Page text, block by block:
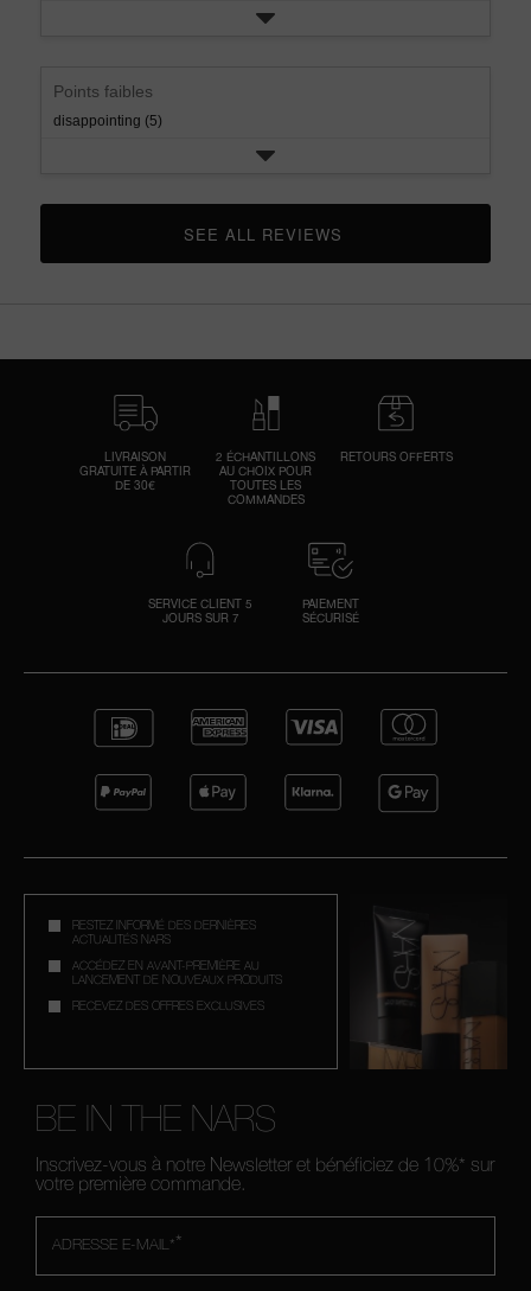
Points faibles
disappointing (5)
CLICK TO GO TO ALL REVIEWS
LIVRAISON
GRATUITE À PARTIR
DE 30€
2 ÉCHANTILLONS
AU CHOIX POUR
TOUTES LES
COMMANDES
RETOURS OFFERTS
SERVICE CLIENT 5
JOURS SUR 7
PAIEMENT
SÉCURISÉ
RESTEZ INFORMÉ DES DERNIÈRES
ACTUALITÉS NARS
ACCÉDEZ EN AVANT-PREMIÈRE AU
LANCEMENT DE NOUVEAUX PRODUITS
RECEVEZ DES OFFRES EXCLUSIVES
BE IN THE NARS
Inscrivez-vous à notre Newsletter et bénéficiez de 10%* sur
votre première commande.
*
ADRESSE E-MAIL*